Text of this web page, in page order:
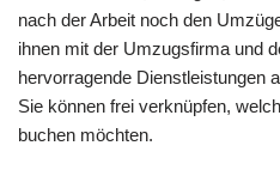
nach der Arbeit noch den
ihnen mit der Umzugsfirma und
hervorragende Dienstleistungen
Sie können frei verknüpfen,
buchen möchten.